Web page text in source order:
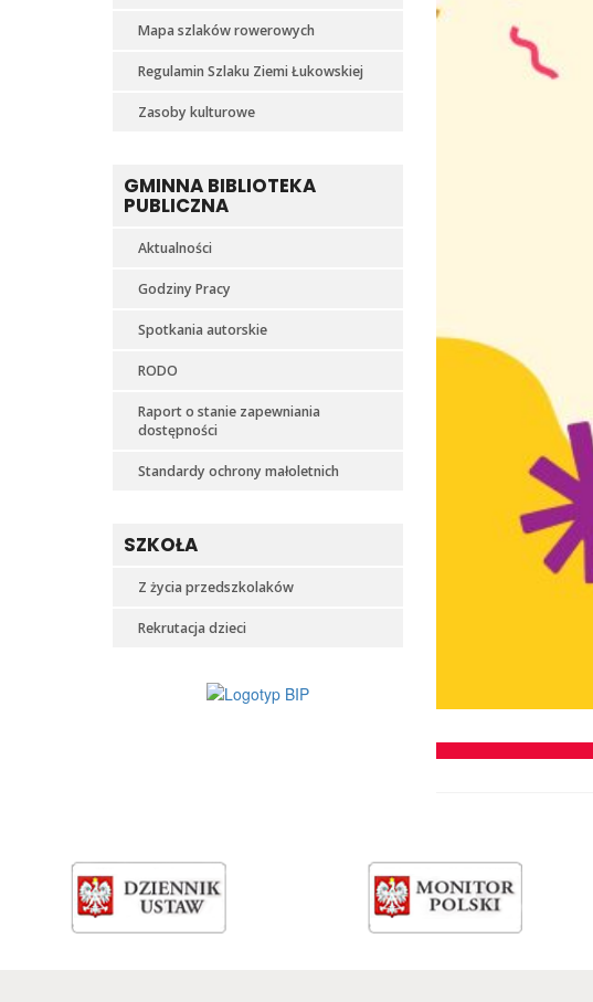
Mapa szlaków rowerowych
Regulamin Szlaku Ziemi Łukowskiej
Zasoby kulturowe
GMINNA BIBLIOTEKA
PUBLICZNA
Aktualności
Godziny Pracy
Spotkania autorskie
RODO
Raport o stanie zapewniania
dostępności
Standardy ochrony małoletnich
SZKOŁA
Z życia przedszkolaków
Rekrutacja dzieci